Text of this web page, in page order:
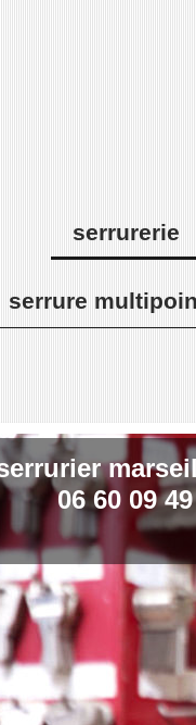
serrurerie
serrure
06 60 09